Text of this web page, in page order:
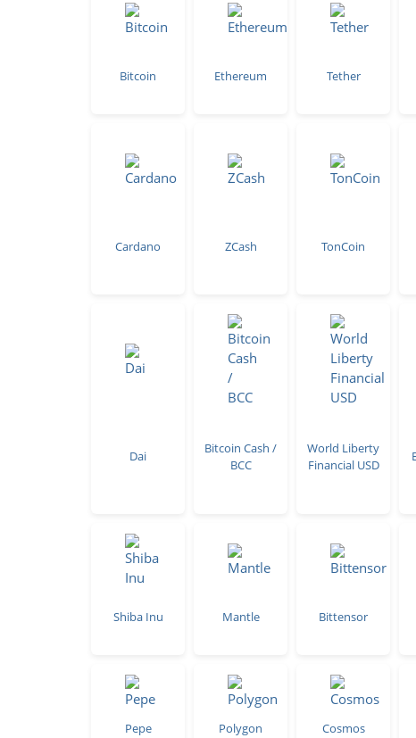
Bitcoin Ethereum Tether
Cardano ZCash TonCoin
Dai
Bitcoin Cash /
BCC
World Liberty
Financial USD
Shiba Inu Mantle Bittensor
Pepe Polygon Cosmos